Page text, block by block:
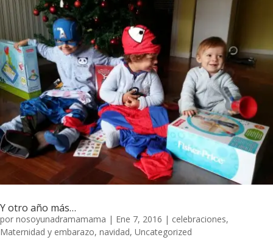
Y otro año más…
por nosoyunadramamama | Ene 7, 2016 | celebraciones,
Maternidad y embarazo, navidad, Uncategorized